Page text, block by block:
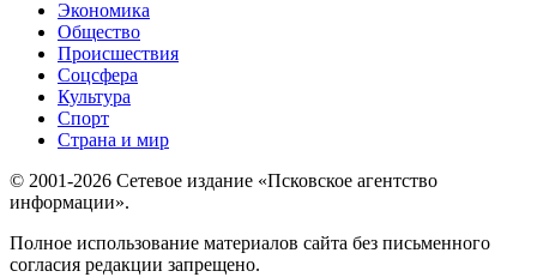
Экономика
Общество
Происшествия
Соцсфера
Культура
Спорт
Страна и мир
© 2001-2026 Сетевое издание «Псковское агентство
информации».
Полное использование материалов сайта без письменного
согласия редакции запрещено.